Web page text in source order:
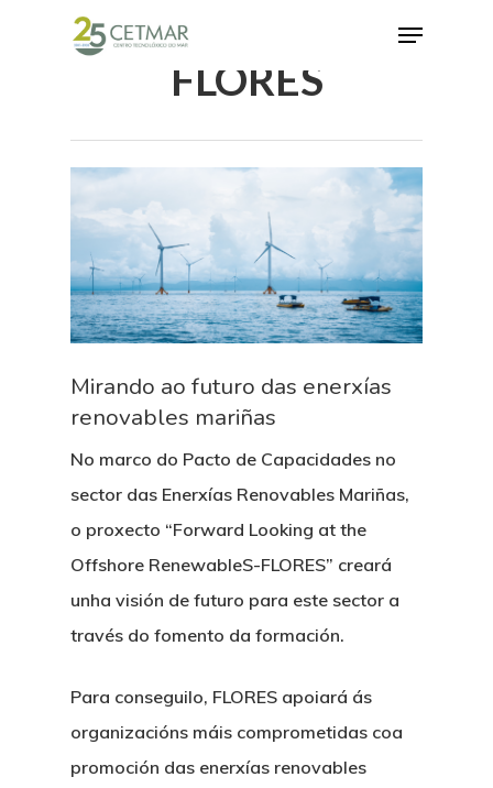
Hit enter to search or ESC to close
FLORES
Mirando ao futuro das enerxías
renovables mariñas
No marco do Pacto de Capacidades no
sector das Enerxías Renovables Mariñas,
o proxecto “Forward Looking at the
Offshore RenewableS-FLORES” creará
unha visión de futuro para este sector a
través do fomento da formación.
Para conseguilo, FLORES apoiará ás
organizacións máis comprometidas coa
promoción das enerxías renovables